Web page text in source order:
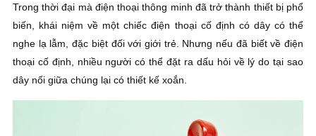
Trong thời đại mà điện thoại thông minh đã trở thành thiết bị phổ
biến, khái niệm về một chiếc điện thoại cố định có dây có thể
nghe lạ lẫm, đặc biệt đối với giới trẻ. Nhưng nếu đã biết về điện
thoại cố định, nhiều người có thể đặt ra dấu hỏi về lý do tại sao
dây nối giữa chúng lại có thiết kế xoắn.